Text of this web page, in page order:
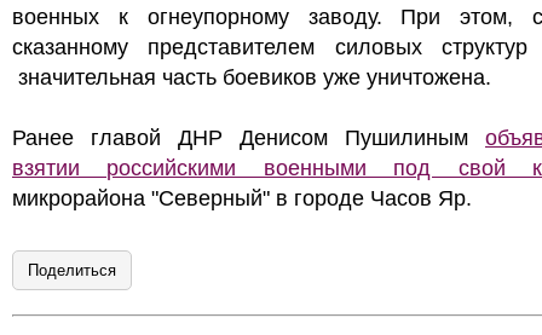
военных к огнеупорному заводу. При этом,
сказанному представителем силовых структур
значительная часть боевиков уже уничтожена.
Ранее главой ДНР Денисом Пушилиным
взятии российскими военными под свой
микрорайона "Северный" в городе Часов Яр.
Поделиться